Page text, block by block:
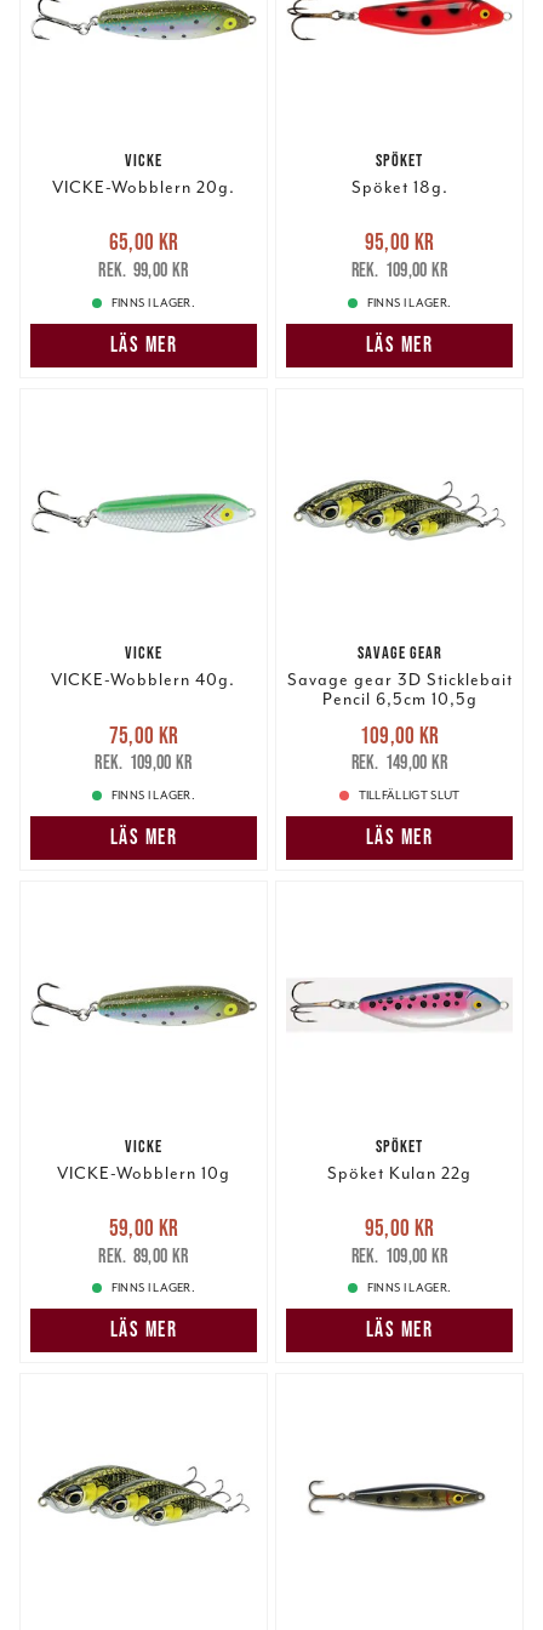
VICKE
VICKE-Wobblern 20g.
Nuvarande pris
65,00 krTidigare pris
99,00 kr
65,00 kr
99,00 kr
FINNS I LAGER.
LÄS MER
SPÖKET
Spöket 18g.
Nuvarande pris
95,00 krTidigare pris
109,00 kr
95,00 kr
109,00 kr
FINNS I LAGER.
LÄS MER
VICKE
VICKE-Wobblern 40g.
Nuvarande pris
75,00 krTidigare pris
109,00 kr
75,00 kr
109,00 kr
FINNS I LAGER.
LÄS MER
SAVAGE GEAR
Savage gear 3D Sticklebait
Pencil 6,5cm 10,5g
Nuvarande pris
109,00 krTidigare pris
149,00 kr
109,00 kr
149,00 kr
TILLFÄLLIGT SLUT
LÄS MER
VICKE
VICKE-Wobblern 10g
Nuvarande pris
59,00 krTidigare pris
89,00 kr
59,00 kr
89,00 kr
FINNS I LAGER.
LÄS MER
SPÖKET
Spöket Kulan 22g
Nuvarande pris
95,00 krTidigare pris
109,00 kr
95,00 kr
109,00 kr
FINNS I LAGER.
LÄS MER